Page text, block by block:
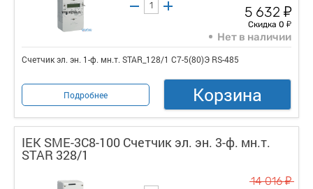
5 632 у
Скидка 0 у
Нет в наличии
Счетчик эл. эн. 1-ф. мн.т. STAR_128/1 С7-5(80)Э RS-485
Подробнее Корзина
IEK SME-3C8-100 Счетчик эл. эн. 3-ф. мн.т.
STAR 328/1
14 016у